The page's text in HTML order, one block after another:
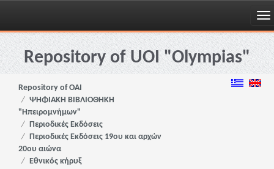
Skip
navigationRepository of UOI "Olympias"
Repository of OAI
ΨΗΦΙΑΚΗ ΒΙΒΛΙΟΘΗΚΗ
"Ηπειρομνήμων"
Περιοδικές Εκδόσεις
Περιοδικές Εκδόσεις 19ου και αρχών
20ου αιώνα
Εθνικός κήρυξ